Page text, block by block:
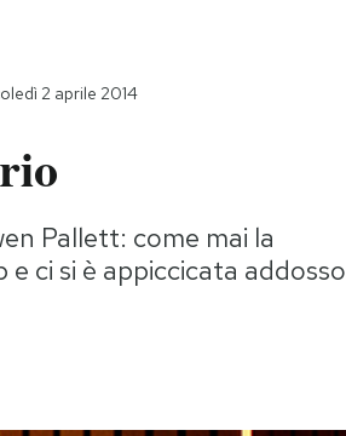
2 aprile 2014
Pallett: come mai la
ci si è appiccicata addosso